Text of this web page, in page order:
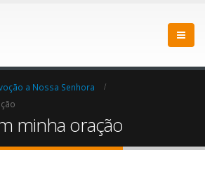
a Nossa Senhora
minha oração